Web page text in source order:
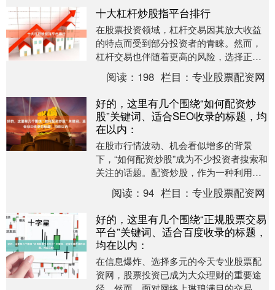
十大杠杆炒股指平台排行
在股票投资领域，杠杆交易因其放大收益
的特点而受到部分投资者的青睐。然而，
杠杆交易也伴随着更高的风险，选择正
规、安全的平台至关重要。本文基于平台
的合规性、资金安全....
阅读： 198 栏目：专业股票配资网
好的，这里有几个围绕“如何配资炒
股”关键词、适合SEO收录的标题，均
在以内：
在股市行情波动、机会看似增多的背景
下，“如何配资炒股”成为不少投资者搜索和
关注的话题。配资炒股，作为一种利用杠
杆放大资金进行股票交易的方式，确实可
能带来超额收益....
阅读：94 栏目：专业股票配资网
好的，这里有几个围绕“正规股票交易
平台”关键词、适合百度收录的标题，
均在以内：
在信息爆炸、选择多元的今天专业股票配
资网，股票投资已成为大众理财的重要途